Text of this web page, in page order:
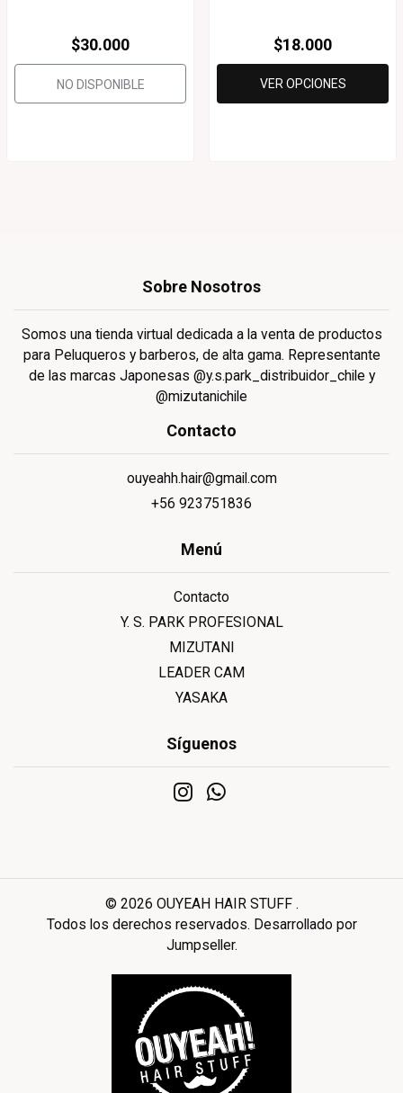
$30.000
NO DISPONIBLE
$18.000
VER OPCIONES
Sobre Nosotros
Somos una tienda virtual dedicada a la venta de productos
para Peluqueros y barberos, de alta gama. Representante
de las marcas Japonesas @y.s.park_distribuidor_chile y
@mizutanichile
Contacto
ouyeahh.hair@gmail.com
+56 923751836
Menú
Contacto
Y. S. PARK PROFESIONAL
MIZUTANI
LEADER CAM
YASAKA
Síguenos
© 2026 OUYEAH HAIR STUFF .
Todos los derechos reservados. Desarrollado por
Jumpseller.